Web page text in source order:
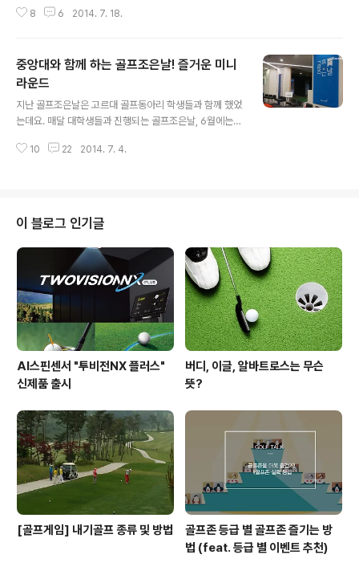
중들과 함께할 수 있게 되고 또한 많은 성장을 이루어 냈는
포럼에서 나눈 이야기 함께 나누어 볼까요? 스크린골프 산
업 스크린골프가 사회, 문화적으로 어떤 효과를 보여주고
있을까요? 귀족 스포츠라고 생각되던 골프가 가진 사회적,
문화적으로 대중에가 친숙하게 다가가고 사회적 위상과 희
소성을 낮추는 역할을 했다고 생각되는데요- 게다가 연령
이나 소득수준에 상관없이 골프를 즐기는 사람이 늘어나면
8 6 2014. 7. 18.
중앙대와 함께 하는 골프조은날! 즐거운 미니
라운드
지난 골프조은날은 고르대 골프동아리 학생들과 함께 했었
는데요. 매달 대학생들과 진행되는 골프조은날, 6월에는
을 통해 골프와 더 가까워질 수 있는 기회였던 이번 골프조
가지로 골프조은날의 현장에서는 인사팀의 회사 소개와 채
용 관련 정보를 나누었는데요. 또 지난 번과는 다르게 지하
1층에서 진행되면서 더욱 자유롭게 이야기가 오고 갔답니
다. 그리고 간단한 레슨과 함께 나에 대해 알아가는 시간도
가졌는데요. 청각형, 시각형, 좌뇌형, 우뇌형으로 나뉘어지
는 이 분류로 즐겁게 나의 성향을 파악했는데..
10 22 2014. 7. 4.
이 블로그 인기글
AI스핀센서 "투비전NX 플러스"
신제품 출시
버디, 이글, 알바트로스는 무슨
뜻?
[골프게임] 내기골프 종류 및 방법
골프존 등급 별 골프존 즐기는 방
법 (feat. 등급 별 이벤트 추천)